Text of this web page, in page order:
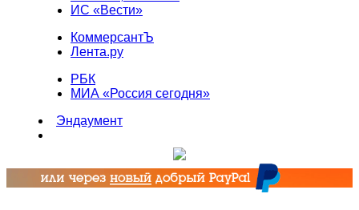
ИС «Вести»
КоммерсантЪ
Лента.ру
РБК
МИА «Россия сегодня»
Эндаумент